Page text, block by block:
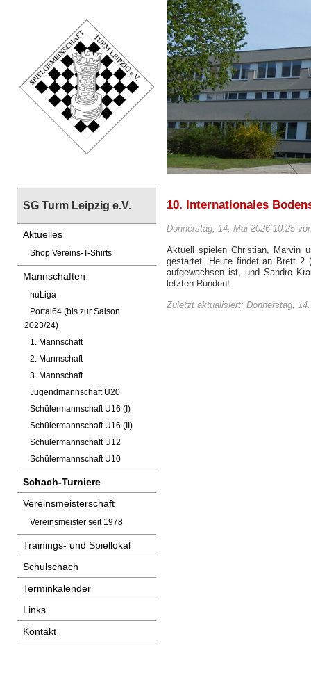
SG Turm Leipzig e.V.
Aktuelles
Shop Vereins-T-Shirts
Mannschaften
nuLiga
Portal64 (bis zur Saison
2023/24)
1. Mannschaft
2. Mannschaft
3. Mannschaft
Jugendmannschaft U20
Schülermannschaft U16 (I)
Schülermannschaft U16 (II)
Schülermannschaft U12
Schülermannschaft U10
Schach-Turniere
Vereinsmeisterschaft
Vereinsmeister seit 1978
Trainings- und Spiellokal
Schulschach
Terminkalender
Links
Kontakt
10. Internationales
Donnerstag, 14. Mai 2026 10:25
Aktuell spielen Christian, Marvin
gestartet. Heute findet an Brett 2
aufgewachsen ist, und Sandro
letzten Runden!
Zuletzt aktualisiert: Donnerstag,